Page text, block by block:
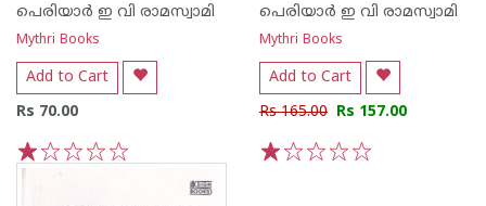
പെരിയാര്‍ ഇ വി രാമസ്വാമി
Mythri Books
Add to Cart
Rs 70.00
1
പെരിയാര്‍ ഇ വി രാമസ്വാമി
Mythri Books
Add to Cart
Rs 165.00 Rs 157.00